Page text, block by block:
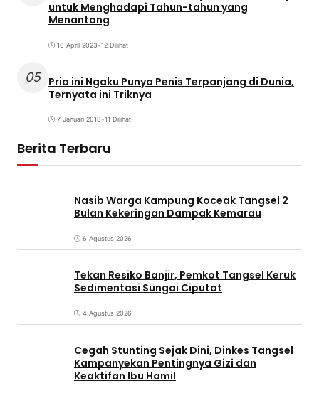
untuk Menghadapi Tahun-tahun yang
Menantang
10 April 2023•12 Dilihat
05 Pria ini Ngaku Punya Penis Terpanjang di Dunia,
Ternyata ini Triknya
7 Januari 2018•11 Dilihat
Berita Terbaru
Nasib Warga Kampung Koceak Tangsel 2
Bulan Kekeringan Dampak Kemarau
6 Agustus 2026
Tekan Resiko Banjir, Pemkot Tangsel Keruk
Sedimentasi Sungai Ciputat
4 Agustus 2026
Cegah Stunting Sejak Dini, Dinkes Tangsel
Kampanyekan Pentingnya Gizi dan
Keaktifan Ibu Hamil